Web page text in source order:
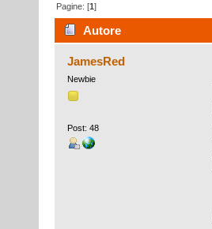
Pagine: [1]
Autore
JamesRed
Newbie
Post: 48